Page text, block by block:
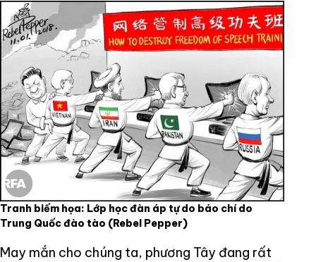
Tranh biếm họa: Lớp học đàn áp tự do báo chí do
Trung Quốc đào tào (Rebel Pepper)
May mắn cho chúng ta, phương Tây đang rất